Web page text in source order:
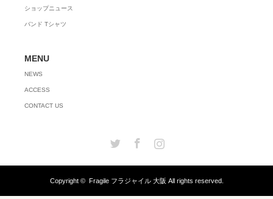
ショップニュース
バンド Tシャツ
MENU
NEWS
ACCESS
CONTACT US
Twitter Facebook
Copyright © Fragile フラジャイル 大阪 All rights reserved.